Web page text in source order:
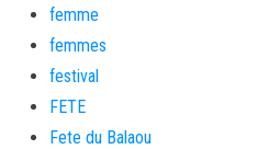
femme
femmes
festival
FETE
Fete du Balaou